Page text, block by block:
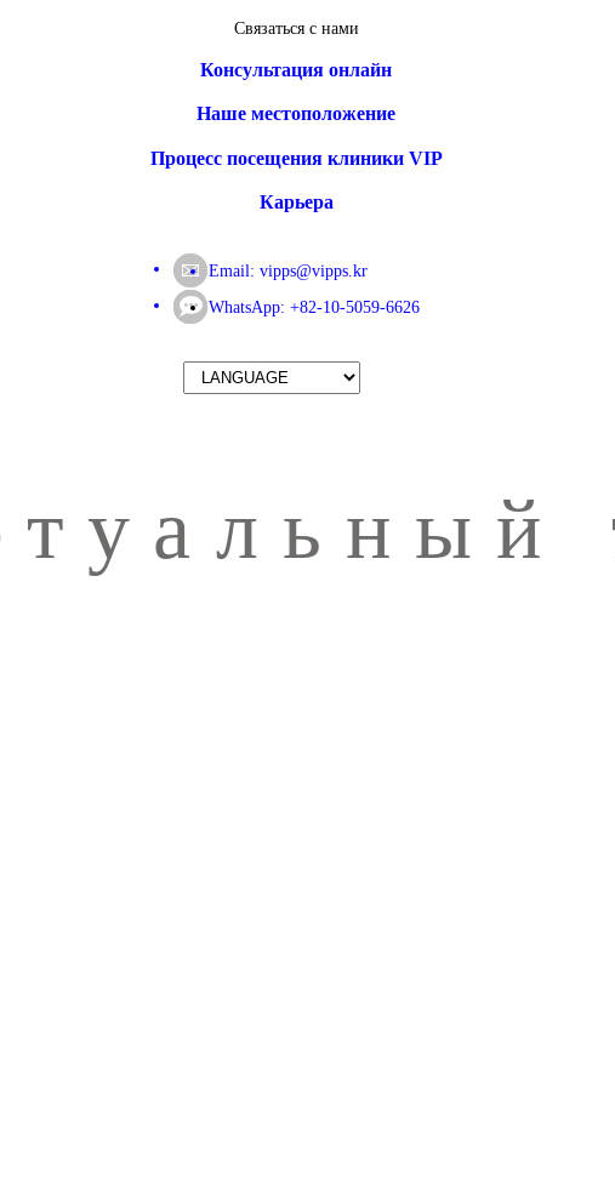
Связаться с нами
Консультация онлайн
Наше местоположение
Процесс посещения клиники VIP
Карьера
Email: vipps@vipps.kr
WhatsApp: +82-10-5059-6626